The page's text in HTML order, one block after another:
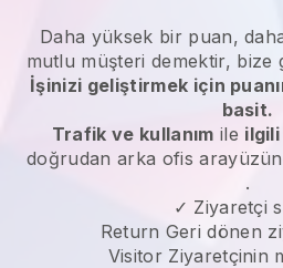
Daha yüksek bir puan,
mutlu müşteri demektir, bize
İşinizi geliştirmek için
basit.
Trafik ve kullanım ile
doğrudan arka ofis
.
✓ Ziyaretçi
Return Geri dönen
Visitor Ziyaretçinin